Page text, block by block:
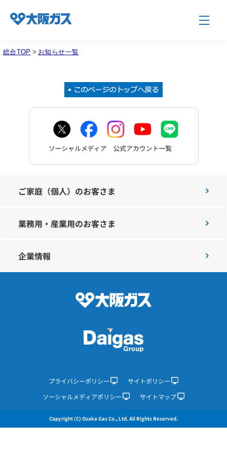
企業情報
業務用・産業用のお客さま
企業情報TOP
企業/グループについて
社会貢献
技術開発
サステナビリティ
IR情報
プレスリリース
総合TOP > お知らせ一覧
ご家庭（個人）のお客さま
業務用・産業用のお客さま
企業情報
プライバシーポリシー
サイトポリシー
ソーシャルメディアポリシー
サイトマップ
Copyright (C) Osaka Gas Co., Ltd. All Rights Reserved.